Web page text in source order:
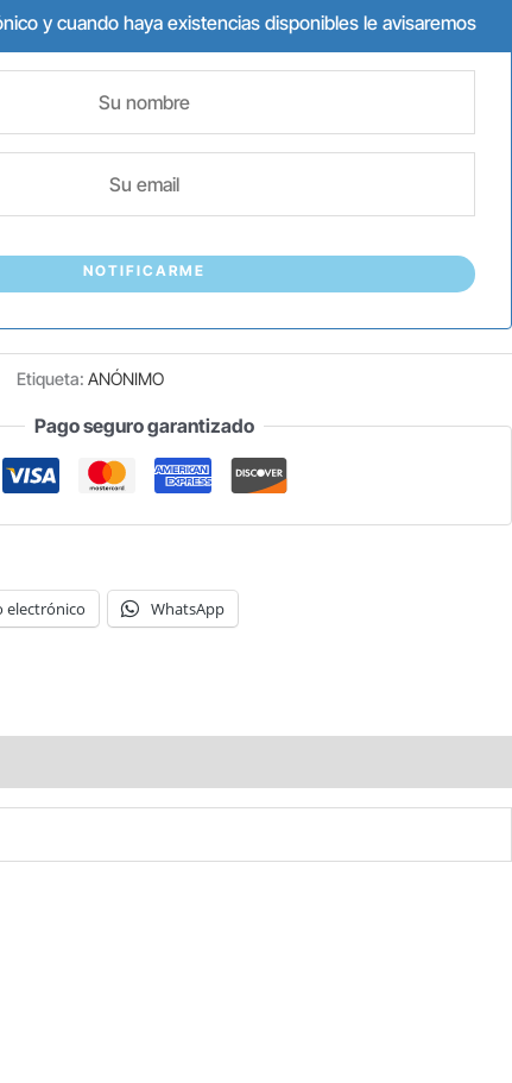
y cuando haya existencias disponibles le avisaremos
NOTIFICARME
Etiqueta: ANÓNIMO
Pago seguro garantizado
electrónico WhatsApp